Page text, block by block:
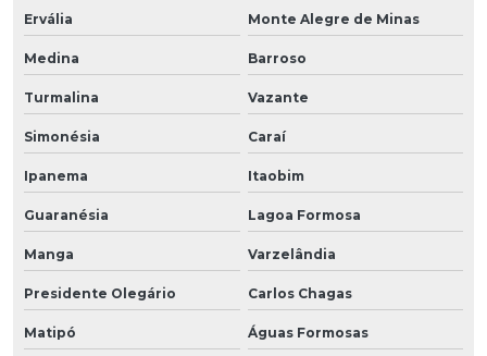
Ervália Monte Alegre de Minas
Medina Barroso
Turmalina Vazante
Simonésia Caraí
Ipanema Itaobim
Guaranésia Lagoa Formosa
Manga Varzelândia
Presidente Olegário Carlos Chagas
Matipó Águas Formosas